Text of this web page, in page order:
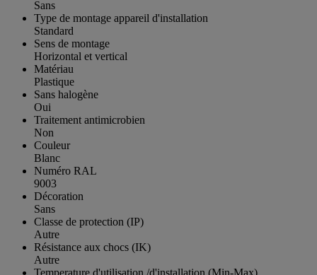
Sans
Type de montage appareil d'installation
Standard
Sens de montage
Horizontal et vertical
Matériau
Plastique
Sans halogène
Oui
Traitement antimicrobien
Non
Couleur
Blanc
Numéro RAL
9003
Décoration
Sans
Classe de protection (IP)
Autre
Résistance aux chocs (IK)
Autre
Temperature d'utilisation /d'installation (Min-Max)